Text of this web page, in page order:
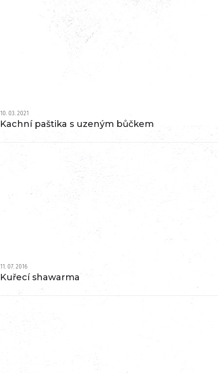
10. 03. 2021
Kachní paštika s uzeným bůčkem
11. 07. 2016
Kuřecí shawarma